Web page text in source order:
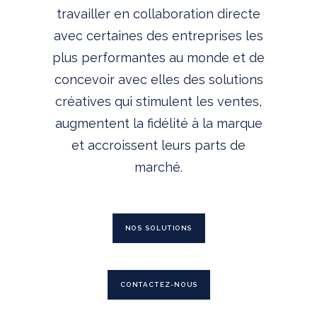
travailler en collaboration directe
avec certaines des entreprises les
plus performantes au monde et de
concevoir avec elles des solutions
créatives qui stimulent les ventes,
augmentent la fidélité à la marque
et accroissent leurs parts de
marché.
NOS SOLUTIONS
CONTACTEZ-NOUS